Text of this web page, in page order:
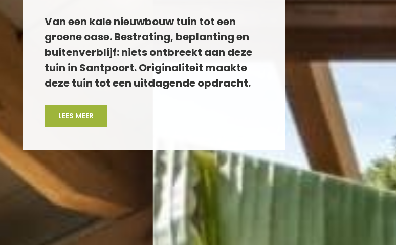
Van een kale nieuwbouw tuin tot een
groene oase. Bestrating, beplanting en
buitenverblijf: niets ontbreekt aan deze
tuin in Santpoort. Originaliteit maakte
deze tuin tot een uitdagende opdracht.
LEES MEER